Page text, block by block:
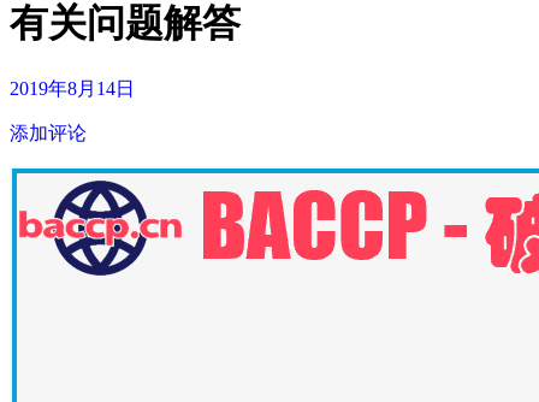
有关问题解答
2019年8月14日
添加评论